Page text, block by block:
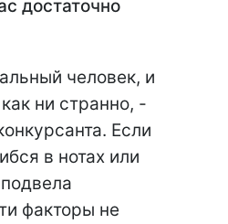
достаточно
человек, и
ни странно, -
Если
в нотах или
факторы не